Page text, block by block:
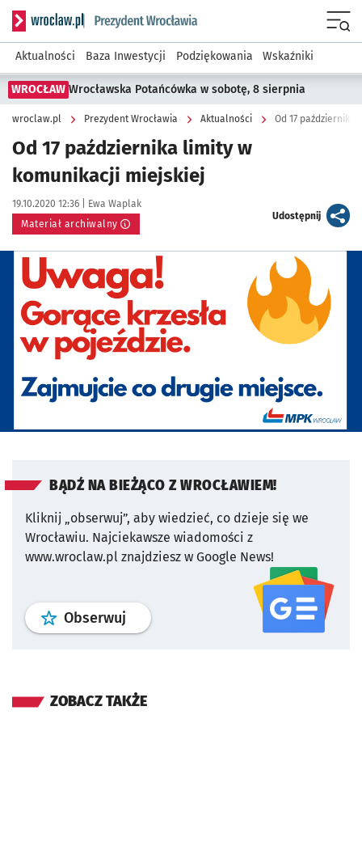
Serwis informacyjny wroclaw.pl podserwis: Prezydent
Aktualności Baza Inwestycji Podziękowania Wskaźniki
WROCŁAW Wrocławska Potańcówka w sobotę, 8 sierpnia
wroclaw.pl Prezydent Wrocławia Aktualności Od 17
Od 17 października limity w
komunikacji miejskiej
Data publikacji:
19.10.2020 12:36 | Autor:
Ewa Waplak
Materiał archiwalny
Udostępnijartykuł
Kliknij, aby powiększyć
BĄDŹ NA BIEŻĄCO Z WROCŁAWIEM!
Kliknij „obserwuj”, aby wiedzieć, co dzieje się we
Wrocławiu. Najciekawsze wiadomości z
www.wroclaw.pl znajdziesz w Google News!
Obserwuj profil serwisu
ZOBACZ TAKŻE